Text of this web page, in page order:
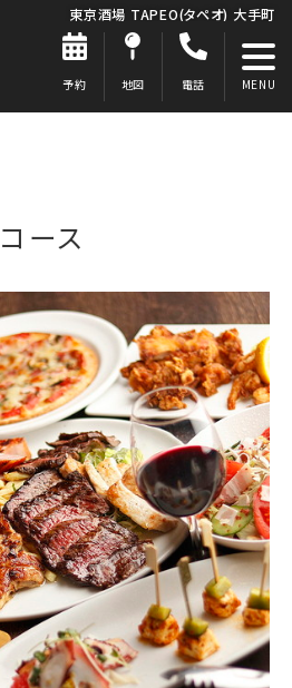
東京酒場 TAPEO(タペオ) 大手町
予約 地図 電話
コース